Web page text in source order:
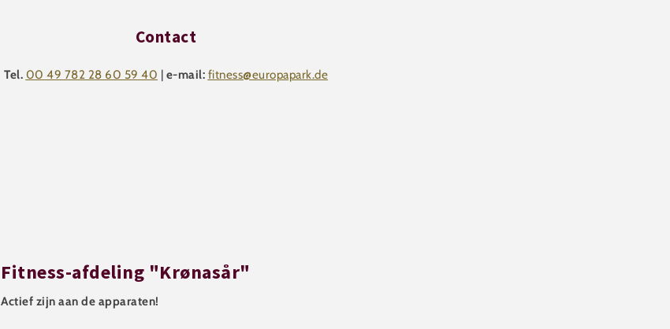
Contact
Tel. 00 49 782 28 60 59 40 | e-mail: fitness@europapark.de
Fitness-afdeling "Krønasår"
Actief zijn aan de apparaten!